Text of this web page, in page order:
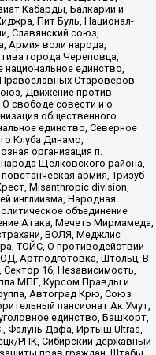
Кабарды, Балкарии и
Пит Буль, Национал-
Славянский союз,
Армия воли народа,
города Череповца,
единство,
Староверов-
Движение против
свободе совести и о
общественного
единство, Северное
Клуба Динамо,
организация п.
Щелковского района,
армия, Тризуб
Misanthropic division,
инглиизма, Народная
объединение
Атака, Мечеть Мирмамеда,
ВОЛЯ, Меджлис
ТОЙС, О противодействии
Артподготовка, Штольц, В
16, Независимость,
МПГ, Курсом Правды и
Автоград Крю, Союз
пансионат Ак Умут,
единство, Башкорт,
Фалунь Дафа, Иртыш Ultras,
РПК, Сибирский державный